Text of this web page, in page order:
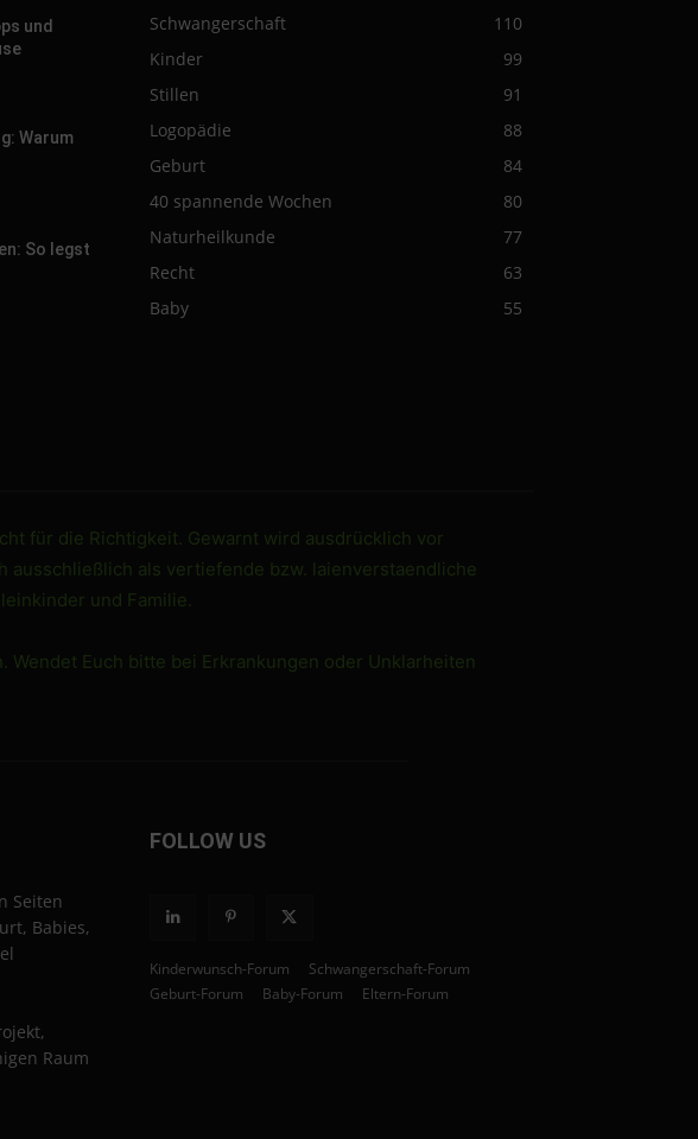
und
Warum
So legst
Schwangerschaft
110
Kinder
99
Stillen
91
Logopädie
88
Geburt
84
40 spannende Wochen
80
Naturheilkunde
77
Recht
63
Baby
55
für die Richtigkeit. Gewarnt wird ausdrücklich vor
ausschließlich als vertiefende bzw. laienverstaendliche
und Familie.
Euch bitte bei Erkrankungen oder Unklarheiten
Seiten
Babies,
Raum
FOLLOW US
Kinderwunsch-Forum
Schwangerschaft-Forum
Geburt-Forum
Baby-Forum Eltern-Forum